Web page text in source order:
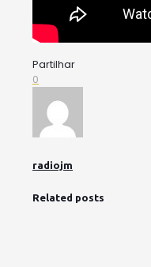
Partilhar
0
radiojm
Related posts